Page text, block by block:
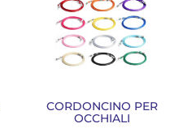
CORDONCINO PER
OCCHIALI